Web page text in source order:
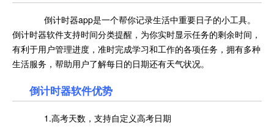
倒计时器app是一个帮你记录生活中重要日子的小工具。
倒计时器软件支持时间分类提醒，为你实时显示任务的剩余时间，
有利于用户管理进度，准时完成学习和工作的各项任务，拥有多种
生活服务，帮助用户了解每日的日期还有天气状况。
倒计时器软件优势
1.高考天数，支持自定义高考日期